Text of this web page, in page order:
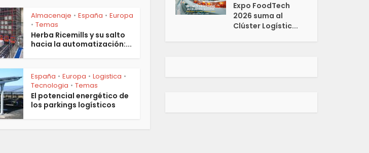
Almacenaje • España • Europa
• Temas
Herba Ricemills y su salto
hacia la automatización:...
España • Europa • Logistica •
Tecnologia • Temas
El potencial energético de
los parkings logísticos
Expo FoodTech
2026 suma al
Clúster Logístic...